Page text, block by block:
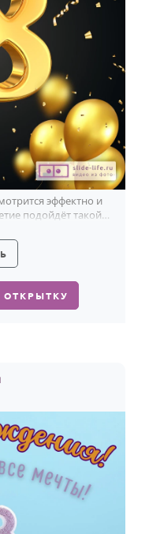
эффектно и
подойдёт такой